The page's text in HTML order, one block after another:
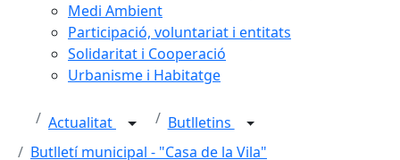
Medi Ambient
Participació, voluntariat i entitats
Solidaritat i Cooperació
Urbanisme i Habitatge
Actualitat
Butlletins
Butlletí municipal - "Casa de la Vila"